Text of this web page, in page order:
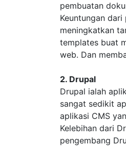
pembuatan
Keuntungan
meningkatkan
templates buat
web. Dan
2. Drupal
Drupal ialah
sangat sedikit
aplikasi CMS
Kelebihan dari
pengembang